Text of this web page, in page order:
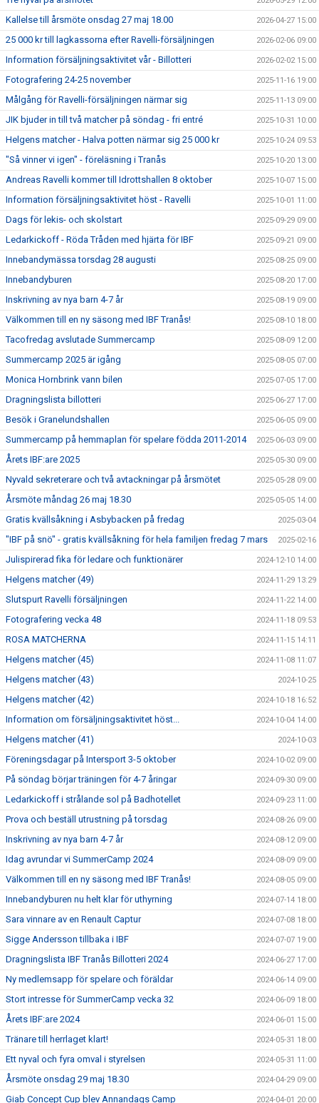
Kallelse till årsmöte onsdag 27 maj 18.00 2026-04-27 15:00
25 000 kr till lagkassorna efter Ravelli-försäljningen 2026-02-06 09:00
Information försäljningsaktivitet vår - Billotteri 2026-02-02 15:00
Fotografering 24-25 november 2025-11-16 19:00
Målgång för Ravelli-försäljningen närmar sig 2025-11-13 09:00
JIK bjuder in till två matcher på söndag - fri entré 2025-10-31 10:00
Helgens matcher - Halva potten närmar sig 25 000 kr 2025-10-24 09:53
"Så vinner vi igen" - föreläsning i Tranås 2025-10-20 13:00
Andreas Ravelli kommer till Idrottshallen 8 oktober 2025-10-07 15:00
Information försäljningsaktivitet höst - Ravelli 2025-10-01 11:00
Dags för lekis- och skolstart 2025-09-29 09:00
Ledarkickoff - Röda Tråden med hjärta för IBF 2025-09-21 09:00
Innebandymässa torsdag 28 augusti 2025-08-25 09:00
Innebandyburen 2025-08-20 17:00
Inskrivning av nya barn 4-7 år 2025-08-19 09:00
Välkommen till en ny säsong med IBF Tranås! 2025-08-10 18:00
Tacofredag avslutade Summercamp 2025-08-09 12:00
Summercamp 2025 är igång 2025-08-05 07:00
Monica Hornbrink vann bilen 2025-07-05 17:00
Dragningslista billotteri 2025-06-27 17:00
Besök i Granelundshallen 2025-06-05 09:00
Summercamp på hemmaplan för spelare födda 2011-2014 2025-06-03 09:00
Årets IBF:are 2025 2025-05-30 09:00
Nyvald sekreterare och två avtackningar på årsmötet 2025-05-28 09:00
Årsmöte måndag 26 maj 18.30 2025-05-05 14:00
Gratis kvällsåkning i Asbybacken på fredag 2025-03-04
"IBF på snö" - gratis kvällsåkning för hela familjen fredag 7 mars 2025-02-16
Julispirerad fika för ledare och funktionärer 2024-12-10 14:00
Helgens matcher (49) 2024-11-29 13:29
Slutspurt Ravelli försäljningen 2024-11-22 14:00
Fotografering vecka 48 2024-11-18 09:53
ROSA MATCHERNA 2024-11-15 14:11
Helgens matcher (45) 2024-11-08 11:07
Helgens matcher (43) 2024-10-25
Helgens matcher (42) 2024-10-18 16:52
Information om försäljningsaktivitet höst... 2024-10-04 14:00
Helgens matcher (41) 2024-10-03
Föreningsdagar på Intersport 3-5 oktober 2024-10-02 09:00
På söndag börjar träningen för 4-7 åringar 2024-09-30 09:00
Ledarkickoff i strålande sol på Badhotellet 2024-09-23 11:00
Prova och beställ utrustning på torsdag 2024-08-26 09:00
Inskrivning av nya barn 4-7 år 2024-08-12 09:00
Idag avrundar vi SummerCamp 2024 2024-08-09 09:00
Välkommen till en ny säsong med IBF Tranås! 2024-08-05 09:00
Innebandyburen nu helt klar för uthyrning 2024-07-14 18:00
Sara vinnare av en Renault Captur 2024-07-08 18:00
Sigge Andersson tillbaka i IBF 2024-07-07 19:00
Dragningslista IBF Tranås Billotteri 2024 2024-06-27 17:00
Ny medlemsapp för spelare och föräldar 2024-06-14 09:00
Stort intresse för SummerCamp vecka 32 2024-06-09 18:00
Årets IBF:are 2024 2024-06-01 15:00
Tränare till herrlaget klart! 2024-05-31 18:00
Ett nyval och fyra omval i styrelsen 2024-05-31 11:00
Årsmöte onsdag 29 maj 18.30 2024-04-29 09:00
Giab Concept Cup blev Annandags Camp 2024-04-01 20:00